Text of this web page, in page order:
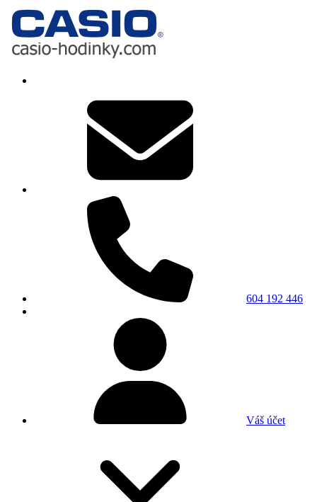
604 192 446
Váš účet